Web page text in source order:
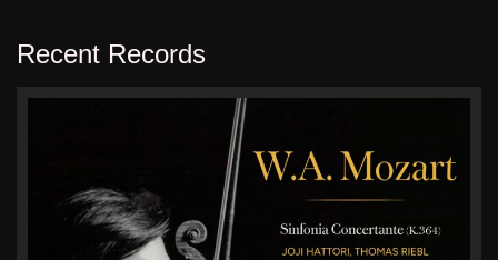
Recent Records